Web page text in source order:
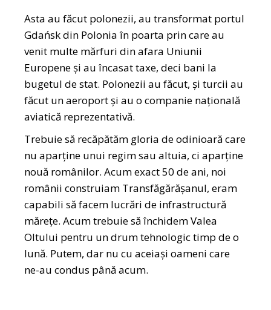
Asta au făcut polonezii, au transformat portul
Gdańsk din Polonia în poarta prin care au
venit multe mărfuri din afara Uniunii
Europene și au încasat taxe, deci bani la
bugetul de stat. Polonezii au făcut, și turcii au
făcut un aeroport și au o companie națională
aviatică reprezentativă.
Trebuie să recăpătăm gloria de odinioară care
nu aparține unui regim sau altuia, ci aparține
nouă românilor. Acum exact 50 de ani, noi
românii construiam Transfăgărășanul, eram
capabili să facem lucrări de infrastructură
mărețe. Acum trebuie să închidem Valea
Oltului pentru un drum tehnologic timp de o
lună. Putem, dar nu cu aceiași oameni care
ne-au condus până acum.